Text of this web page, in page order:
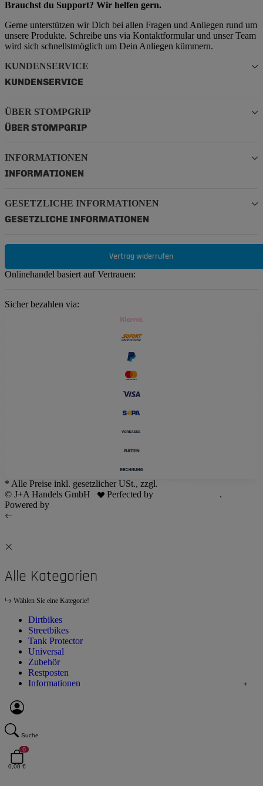
Brauchst du Support? Wir helfen gern.
Gerne unterstützen wir Dich bei allen Fragen und Anliegen rund um
unsere Produkte. Schreibe uns via Kontaktformular und unser Team
wird sich schnellstmöglich um Dein Anliegen kümmern.
KUNDENSERVICE
KUNDENSERVICE
ÜBER STOMPGRIP
ÜBER STOMPGRIP
INFORMATIONEN
INFORMATIONEN
GESETZLICHE INFORMATIONEN
GESETZLICHE INFORMATIONEN
Vertrag widerrufen
Onlinehandel basiert auf Vertrauen:
Sicher bezahlen via:
* Alle Preise inkl. gesetzlicher USt., zzgl.
© J+A Handels GmbH
Perfected by
.
Powered by
Alle Kategorien
Wählen Sie eine Kategorie!
Dirtbikes
Streetbikes
Tank Protector
Universal
Zubehör
Restposten
Informationen
Suche
0
0,00 €